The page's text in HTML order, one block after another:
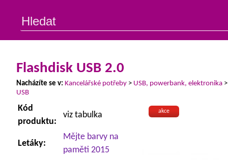
Flashdisk USB 2.0
Nacházíte se v: Kancelářské potřeby > USB, powerbank, elektronika
USB
akce
Kód
produktu:
viz tabulka
Letáky:
Mějte barvy na
paměti 2015